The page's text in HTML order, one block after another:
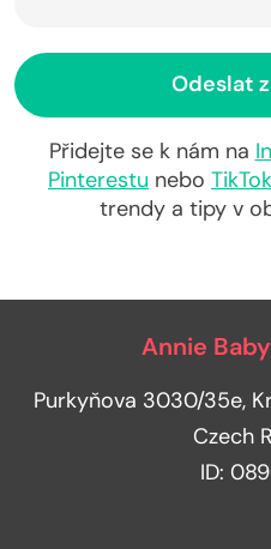
Odeslat
Přidejte se k nám na
Pinterestu nebo
trendy a tipy v
Annie
Purkyňova 3030/35e,
Czech
ID: